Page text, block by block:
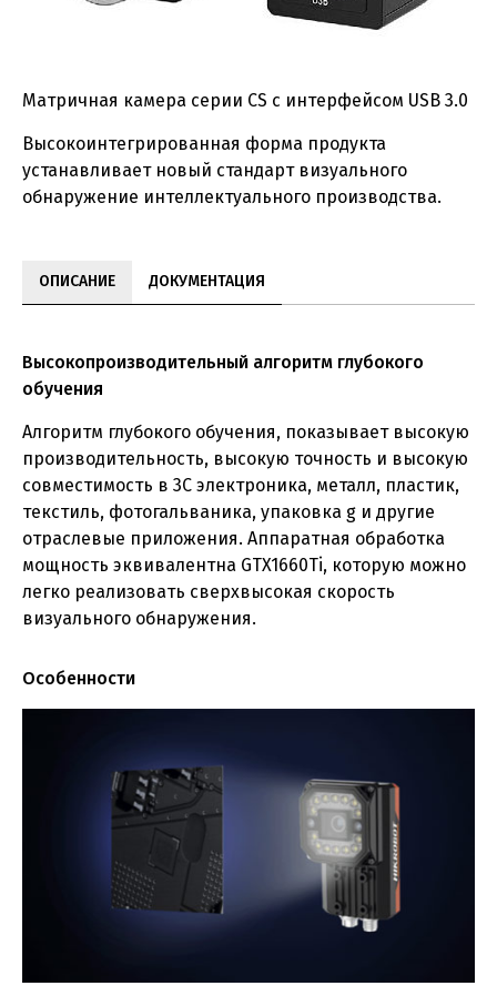
Матричная камера серии CS с интерфейсом USB 3.0
Высокоинтегрированная форма продукта
устанавливает новый стандарт визуального
обнаружение интеллектуального производства.
ОПИСАНИЕ ДОКУМЕНТАЦИЯ
Высокопроизводительный алгоритм глубокого
обучения
Алгоритм глубокого обучения, показывает высокую
производительность, высокую точность и высокую
совместимость в 3C электроника, металл, пластик,
текстиль, фотогальваника, упаковка g и другие
отраслевые приложения. Аппаратная обработка
мощность эквивалентна GTX1660Ti, которую можно
легко реализовать сверхвысокая скорость
визуального обнаружения.
Особенности